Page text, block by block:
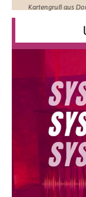
Kartengruß aus